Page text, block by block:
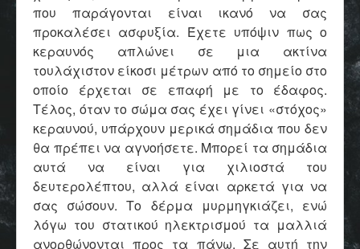
που παράγονται είναι ικανό να σας
προκαλέσει ασφυξία. Έχετε υπόψιν πως ο
κεραυνός απλώνει σε μια ακτίνα
τουλάχιστον είκοσι μέτρων από το σημείο στο
οποίο έρχεται σε επαφή με το έδαφος.
Τέλος, όταν το σώμα σας έχει γίνει «στόχος»
κεραυνού, υπάρχουν μερικά σημάδια που δεν
θα πρέπει να αγνοήσετε. Μπορεί τα σημάδια
αυτά να είναι για χιλιοστά του
δευτερολέπτου, αλλά είναι αρκετά για να
σας σώσουν. Το δέρμα μυρμηγκιάζει, ενώ
λόγω του στατικού ηλεκτρισμού τα μαλλιά
ανορθώνονται προς τα πάνω. Σε αυτή την